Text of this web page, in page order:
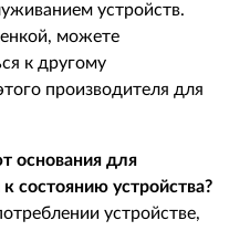
устройств.
можете
к другому
производителя для
основания для
состоянию устройства?
устройстве,